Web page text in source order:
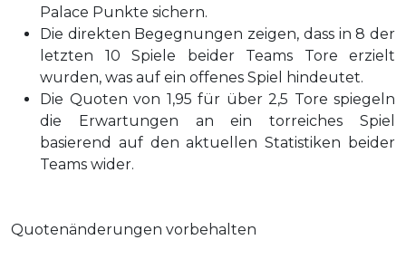
Palace Punkte sichern.
Die direkten Begegnungen zeigen, dass in 8 der
letzten 10 Spiele beider Teams Tore erzielt
wurden, was auf ein offenes Spiel hindeutet.
Die Quoten von 1,95 für über 2,5 Tore spiegeln
die Erwartungen an ein torreiches Spiel
basierend auf den aktuellen Statistiken beider
Teams wider.
Quotenänderungen vorbehalten